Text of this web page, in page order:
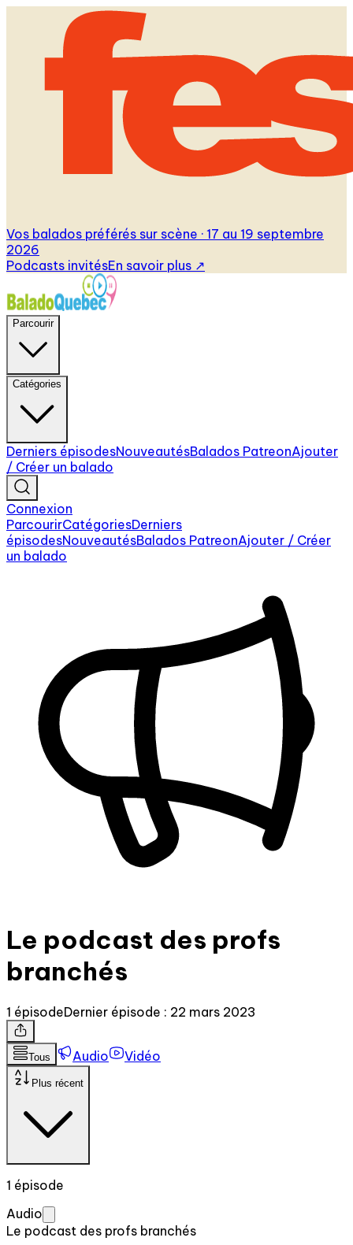
Vos balados préférés sur scène · 17 au 19 septembre
2026
Podcasts invitésEn savoir plus ↗
Parcourir
Catégories
Derniers épisodesNouveautésBalados PatreonAjouter
/ Créer un balado
Connexion
ParcourirCatégoriesDerniers
épisodesNouveautésBalados PatreonAjouter / Créer
un balado
Le podcast des profs
branchés
1 épisodeDernier épisode : 22 mars 2023
Tous Audio Vidéo
Plus récent
1 épisode
Audio
Le podcast des profs branchés